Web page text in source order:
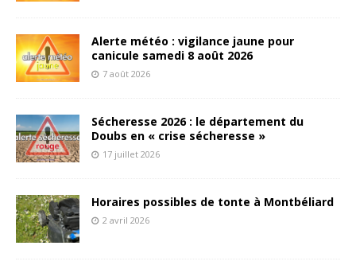
Alerte météo : vigilance jaune pour
canicule samedi 8 août 2026
7 août 2026
Sécheresse 2026 : le département du
Doubs en « crise sécheresse »
17 juillet 2026
Horaires possibles de tonte à Montbéliard
2 avril 2026